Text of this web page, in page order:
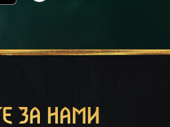
ЗА НАМИ